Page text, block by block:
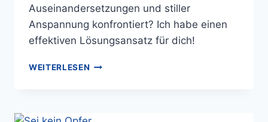
Auseinandersetzungen und stiller
Anspannung konfrontiert? Ich habe einen
effektiven Lösungsansatz für dich!
WEITERLESEN